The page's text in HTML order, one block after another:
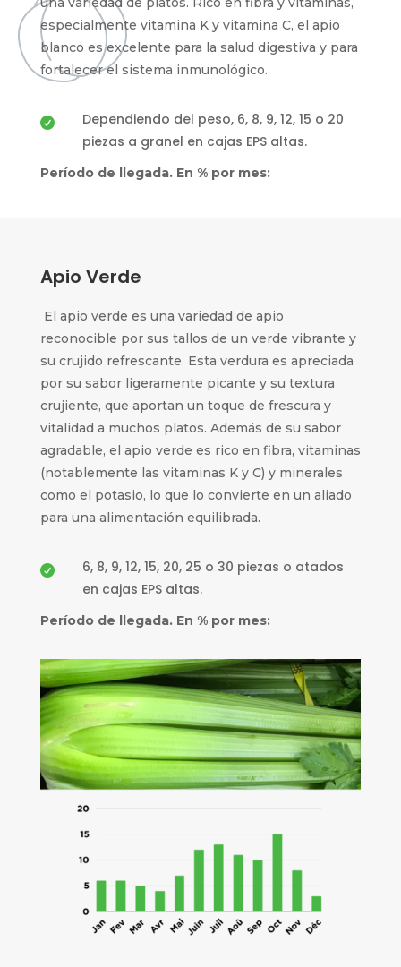
especialmente vitamina K y vitamina C, el apio
blanco es excelente para la salud digestiva y para
fortalecer el sistema inmunológico.

Dependiendo del peso, 6, 8, 9, 12, 15 o 20
piezas a granel en cajas EPS altas.
Período de llegada. En % por mes:
Apio Verde
El apio verde es una variedad de apio
reconocible por sus tallos de un verde vibrante y
su crujido refrescante. Esta verdura es apreciada
por su sabor ligeramente picante y su textura
crujiente, que aportan un toque de frescura y
vitalidad a muchos platos. Además de su sabor
agradable, el apio verde es rico en fibra, vitaminas
(notablemente las vitaminas K y C) y minerales
como el potasio, lo que lo convierte en un aliado
para una alimentación equilibrada.

6, 8, 9, 12, 15, 20, 25 o 30 piezas o atados
en cajas EPS altas.
Período de llegada. En % por mes: